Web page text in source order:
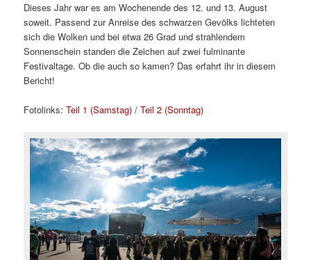
Dieses Jahr war es am Wochenende des 12. und 13. August
soweit. Passend zur Anreise des schwarzen Gevölks lichteten
sich die Wolken und bei etwa 26 Grad und strahlendem
Sonnenschein standen die Zeichen auf zwei fulminante
Festivaltage. Ob die auch so kamen? Das erfahrt ihr in diesem
Bericht!
Fotolinks:Teil 1 (Samstag) /Teil 2 (Sonntag)